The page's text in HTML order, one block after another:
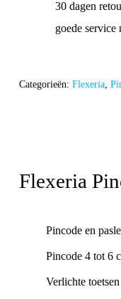
30 dagen
goede service
Categorieën: Flexeria,
Flexeria
Pincode en
Pincode 4 tot 6
Verlichte toetsen